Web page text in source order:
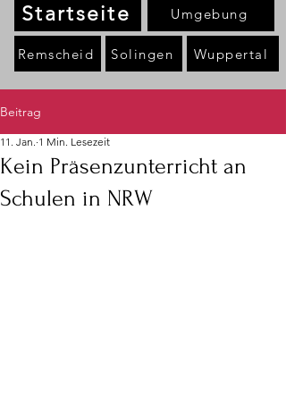
Startseite
Remscheid Solingen Wuppertal
Umgebung
Beitrag
Kein Präsenzunterricht an
Schulen in NRW
11. Jan. 1 Min. Lesezeit